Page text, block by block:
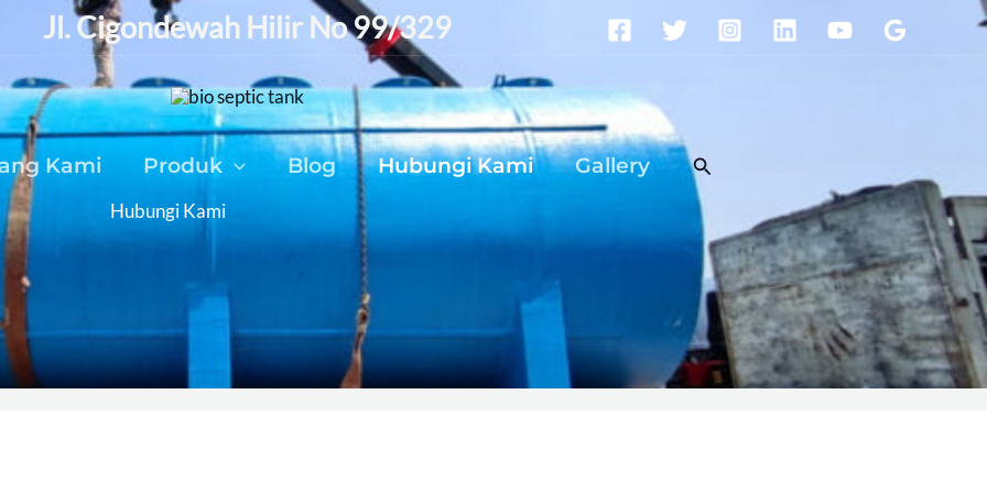
Jl. Cigondewah Hilir No 99/329
Kami Produk Blog Hubungi Kami Gallery Search
Hubungi Kami